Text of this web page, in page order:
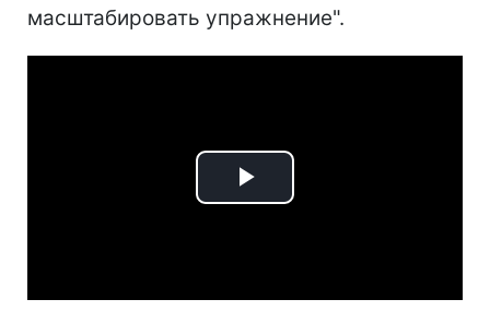
масштабировать упражнение".
Play